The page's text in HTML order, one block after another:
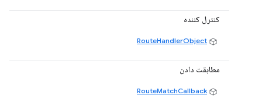
کنترل کننده
RouteHandlerObject
مطابقت دادن
RouteMatchCallback